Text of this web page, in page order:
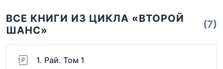
ВСЕ КНИГИ ИЗ ЦИКЛА «ВТОРОЙ
ШАНС»
(7)
1. Рай. Том 1